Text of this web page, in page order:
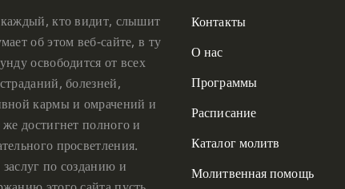
кто видит, слышит
об этом веб-сайте, в ту
освободится от всех
болезней,
кармы и омрачений и
же достигнет полного и
просветления.
по созданию и
Контакты
О нас
Программы
Расписание
Каталог молитв
Молитвенная помощь